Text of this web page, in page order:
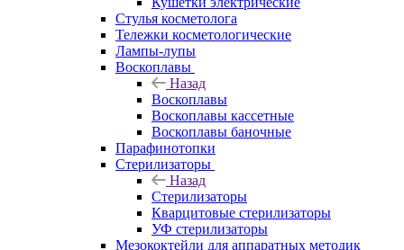
Стулья косметолога
Тележки косметологические
Лампы-лупы
Воскоплавы
Назад
Воскоплавы
Воскоплавы кассетные
Воскоплавы баночные
Парафинотопки
Стерилизаторы
Назад
Стерилизаторы
Кварцитовые стерилизаторы
УФ стерилизаторы
Мезококтейли для аппаратных методик